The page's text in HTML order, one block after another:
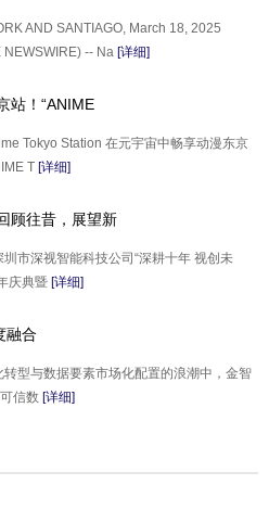
Ameri
AND SANTIAGO, March 18, 2025
NEWSWIRE) -- Na [详细]
站！“ANIME
公开！
Tokyo Station 在元宇宙中畅享动漫东京
T [详细]
顾往昔，展望新
圳市深视智能科技公司“深耕十年 视创未
庆典暨 [详细]
融合
转型与数据要素市场化配置的浪潮中，金智
信数 [详细]